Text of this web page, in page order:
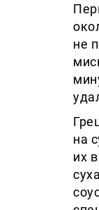
не
на
их